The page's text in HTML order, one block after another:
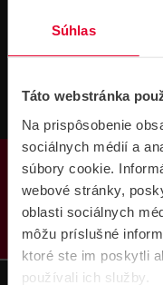
Súhlas
Táto webstránka
Na prispôsobenie
sociálnych médií a
súbory cookie.
webové stránky,
oblasti sociálnych
môžu príslušné
ktoré ste im poskytli
používali ich služby.
PRODUKTY
Pre